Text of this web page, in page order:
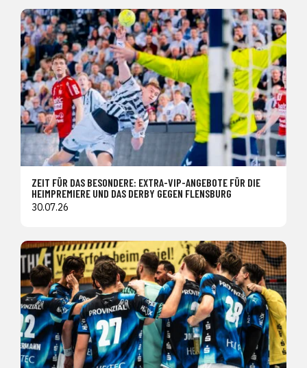
ZEIT FÜR DAS BESONDERE: EXTRA-VIP-ANGEBOTE FÜR DIE
HEIMPREMIERE UND DAS DERBY GEGEN FLENSBURG
30.07.26